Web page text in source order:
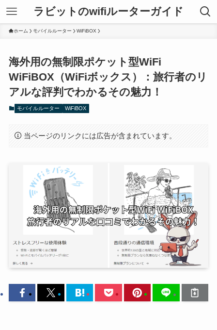
ラビットのwifiルーターガイド
ホーム モバイルルーター WiFiBOX
海外用の無制限ポケット型WiFi
WiFiBOX（WiFiボックス）：旅行者のリ
アルな評判でわかるその魅力！
モバイルルーター WiFiBOX
当ページのリンクには広告が含まれています。